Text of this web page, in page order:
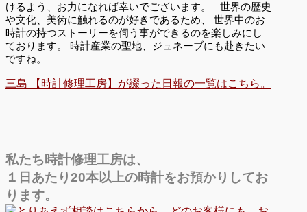
けるよう、お力になれば幸いでございます。 世界の歴史
や文化、美術に触れるのが好きであるため、 世界中のお
時計の持つストーリーを伺う事ができるのを楽しみにし
ております。 時計産業の聖地、ジュネーブにも赴きたい
ですね。
三島 【時計修理工房】が綴った日報の一覧はこちら。
私たち時計修理工房は、
１日あたり20本以上の時計をお預かりしてお
ります。